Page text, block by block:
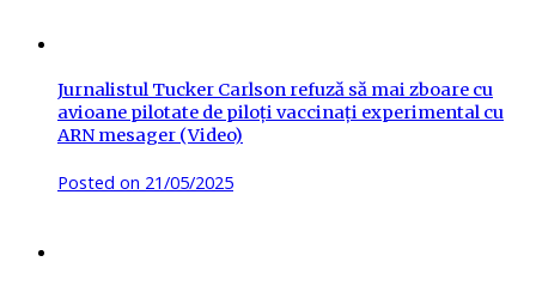
Jurnalistul Tucker Carlson refuză să mai zboare cu
avioane pilotate de piloți vaccinați experimental cu
ARN mesager (Video)
Posted on 21/05/2025